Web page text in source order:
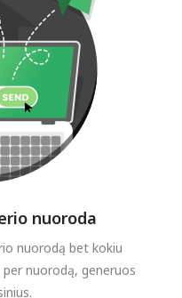
nuoroda
nuorodą bet kokiu
nuorodą, generuos